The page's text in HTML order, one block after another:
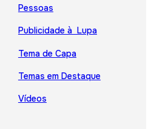
Pessoas
Publicidade à Lupa
Tema de Capa
Temas em Destaque
Vídeos